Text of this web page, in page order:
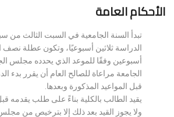
الأحكام العامة
تبدأ السنة الجامعية في السبت الثالث من
الدراسة ثلاثين أسبوعيًا، وتكون عطلة نصف
أسبوعين وفقًا للموعد الذي يحدده مجلس
الجامعة مراعاة للصالح العام أن يقرر بدء
قبل المواعيد المذكورة وبعدها.
يقيد الطالب بالكلية بناءً على طلب يقدمه
ولا يجوز القيد بعد ذلك إلا بترخيص من